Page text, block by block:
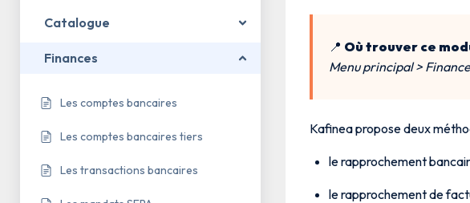
Catalogue
Finances
Les comptes bancaires
Les comptes bancaires tiers
Les transactions bancaires
📍 Où trouver ce
Menu principal >
Kafinea propose deux
le rapprochement
le rapprochement de